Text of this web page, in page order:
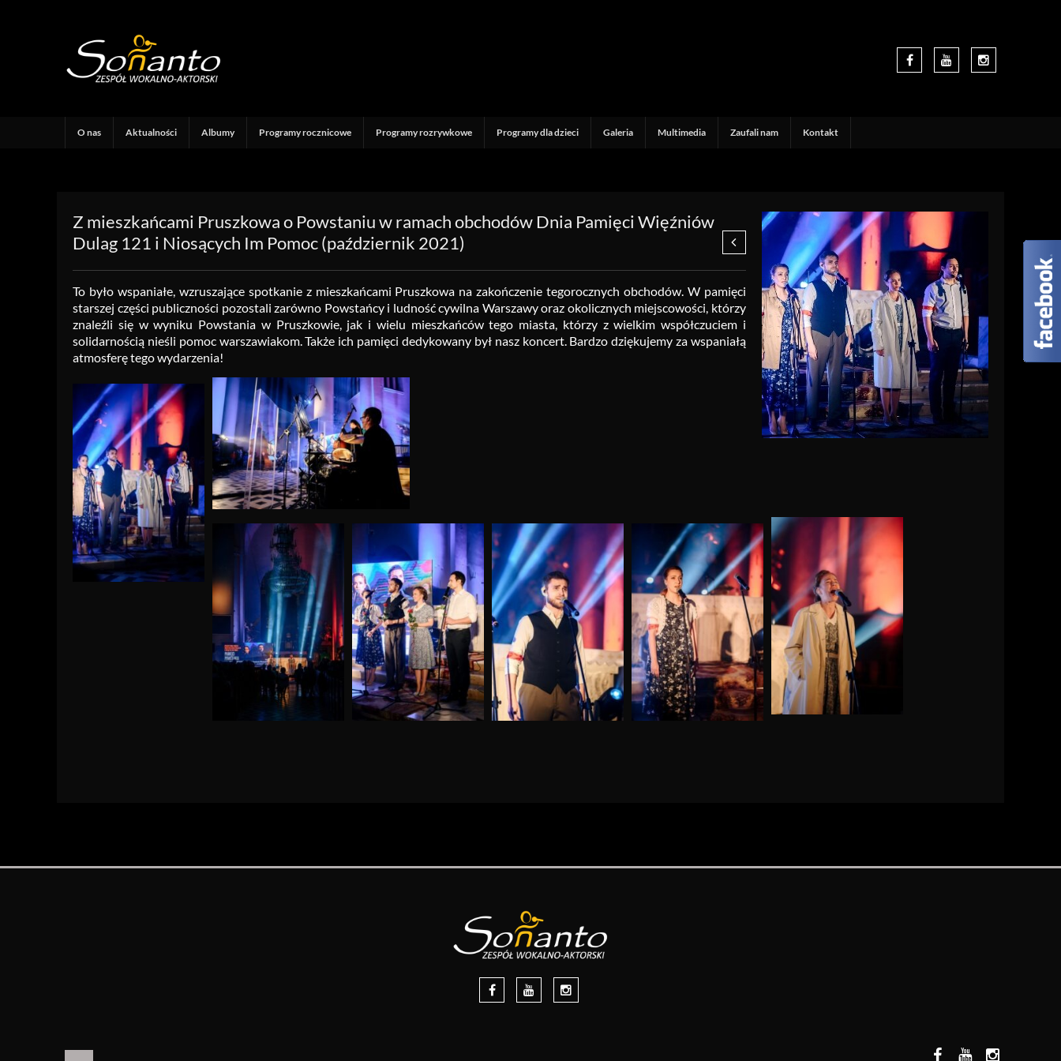
O nas Aktualności Albumy Programy rocznicowe Programy rozrywkowe Programy dla dzieci Galeria Multimedia Zaufali nam Kontakt
Z mieszkańcami Pruszkowa o Powstaniu w ramach obchodów Dnia Pamięci Więźniów
Dulag 121 i Niosących Im Pomoc (październik 2021)
To było wspaniałe, wzruszające spotkanie z mieszkańcami Pruszkowa na zakończenie tegorocznych obchodów. W pamięci
starszej części publiczności pozostali zarówno Powstańcy i ludność cywilna Warszawy oraz okolicznych miejscowości, którzy
znaleźli się w wyniku Powstania w Pruszkowie, jak i wielu mieszkańców tego miasta, którzy z wielkim współczuciem i
solidarnością nieśli pomoc warszawiakom. Także ich pamięci dedykowany był nasz koncert. Bardzo dziękujemy za wspaniałą
atmosferę tego wydarzenia!